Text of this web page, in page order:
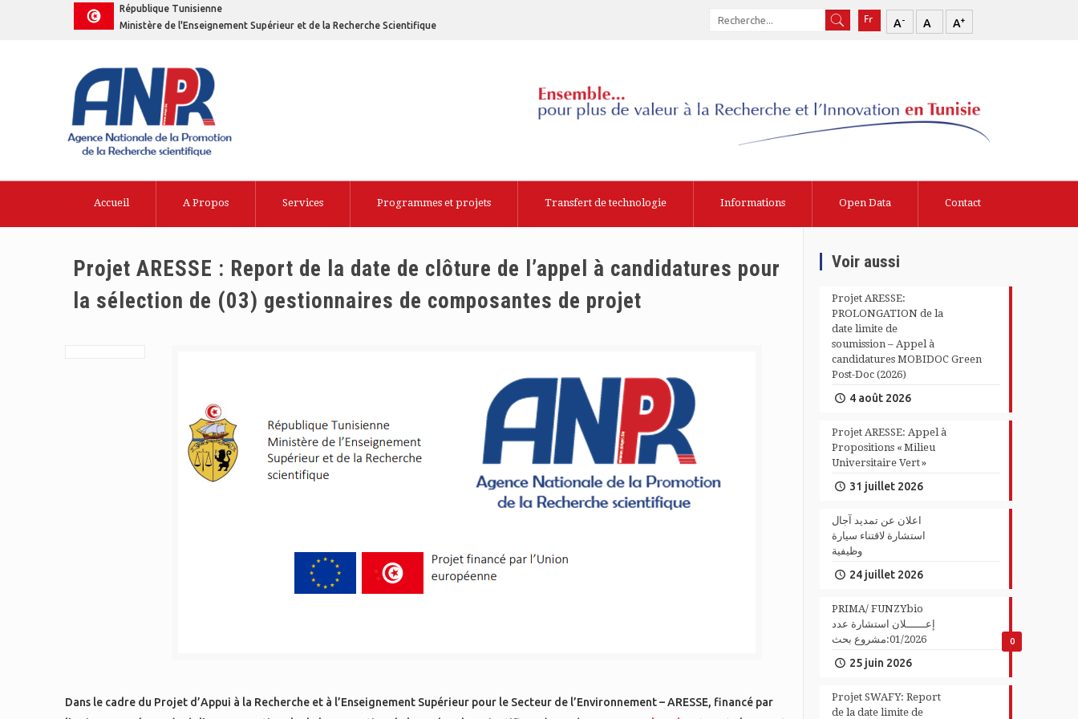
République Tunisienne
Ministère de l'Enseignement Supérieur et de la Recherche Scientifique
A- A A+
Accueil A Propos Services Programmes et projets Transfert de technologie Informations Open Data Contact
Projet ARESSE : Report de la date de clôture de l’appel à candidatures pour
la sélection de (03) gestionnaires de composantes de projet
Dans le cadre du Projet d’Appui à la Recherche et à l’Enseignement Supérieur pour le Secteur de l’Environnement – ARESSE, financé par
Voir aussi
Projet ARESSE:
PROLONGATION de la
date limite de
soumission – Appel à
candidatures MOBIDOC Green
Post-Doc (2026)
4 août 2026
Projet ARESSE: Appel à
Propositions « Milieu
Universitaire Vert »
31 juillet 2026
اعلان عن تمديد آجال
استشارة لاقتناء سيارة
وظيفية
24 juillet 2026
0
PRIMA/ FUNZYbio
إعــــــلان استشارة عدد
01/2026:مشروع بحث
25 juin 2026
Projet SWAFY: Report
de la date limite de